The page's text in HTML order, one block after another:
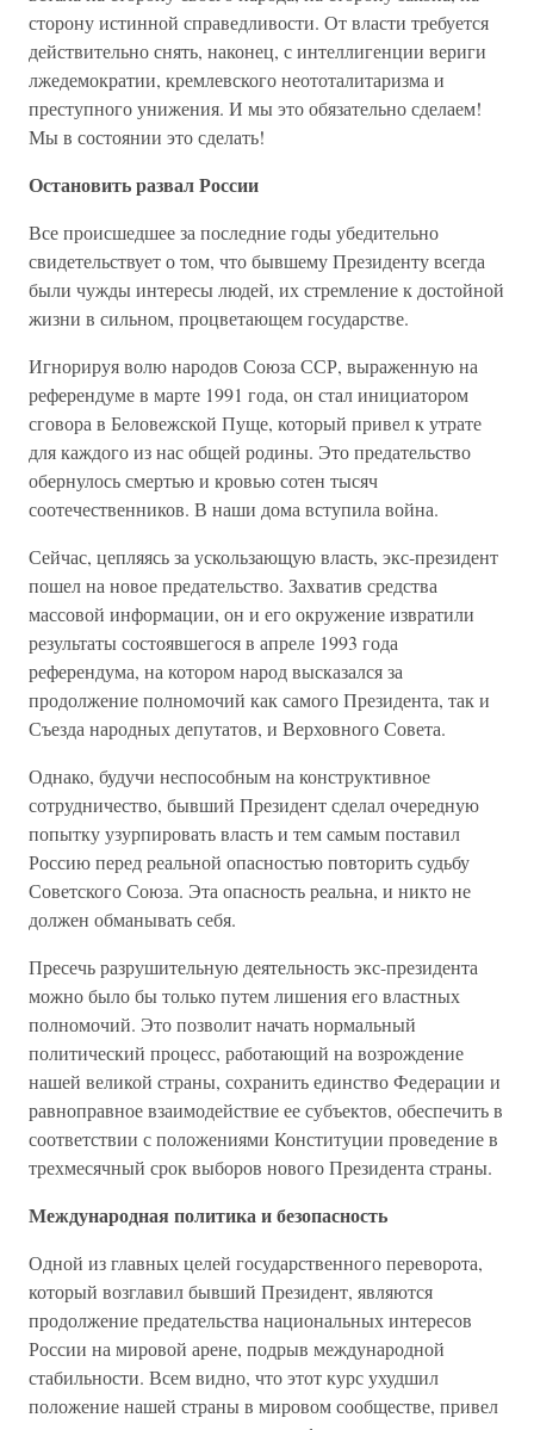
сторону истинной справедливости. От власти требуется
действительно снять, наконец, с интеллигенции вериги
лжедемократии, кремлевского неототалитаризма и
преступного унижения. И мы это обязательно сделаем!
Мы в состоянии это сделать!
Остановить развал России
Все происшедшее за последние годы убедительно
свидетельствует о том, что бывшему Президенту всегда
были чужды интересы людей, их стремление к достойной
жизни в сильном, процветающем государстве.
Игнорируя волю народов Союза ССР, выраженную на
референдуме в марте 1991 года, он стал инициатором
сговора в Беловежской Пуще, который привел к утрате
для каждого из нас общей родины. Это предательство
обернулось смертью и кровью сотен тысяч
соотечественников. В наши дома вступила война.
Сейчас, цепляясь за ускользающую власть, экс-президент
пошел на новое предательство. Захватив средства
массовой информации, он и его окружение извратили
результаты состоявшегося в апреле 1993 года
референдума, на котором народ высказался за
продолжение полномочий как самого Президента, так и
Съезда народных депутатов, и Верховного Совета.
Однако, будучи неспособным на конструктивное
сотрудничество, бывший Президент сделал очередную
попытку узурпировать власть и тем самым поставил
Россию перед реальной опасностью повторить судьбу
Советского Союза. Эта опасность реальна, и никто не
должен обманывать себя.
Пресечь разрушительную деятельность экс-президента
можно было бы только путем лишения его властных
полномочий. Это позволит начать нормальный
политический процесс, работающий на возрождение
нашей великой страны, сохранить единство Федерации и
равноправное взаимодействие ее субъектов, обеспечить в
соответствии с положениями Конституции проведение в
трехмесячный срок выборов нового Президента страны.
Международная политика и безопасность
Одной из главных целей государственного переворота,
который возглавил бывший Президент, являются
продолжение предательства национальных интересов
России на мировой арене, подрыв международной
стабильности. Всем видно, что этот курс ухудшил
положение нашей страны в мировом сообществе, привел